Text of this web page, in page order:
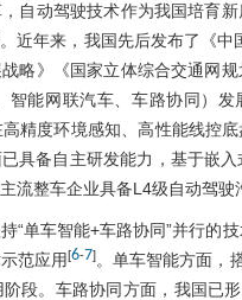
自动驾驶技术作为我国培育
。近年来，我国先后发布了《中
略》《国家立体综合交通网
智能网联汽车、车路协同）发
精度环境感知、高性能线控底
已具备自主研发能力，基于嵌
流整车企业具备L4级自动驾驶
“单车智能+车路协同”并行的
范应用[6-7]。单车智能方面，
段。车路协同方面，我国已